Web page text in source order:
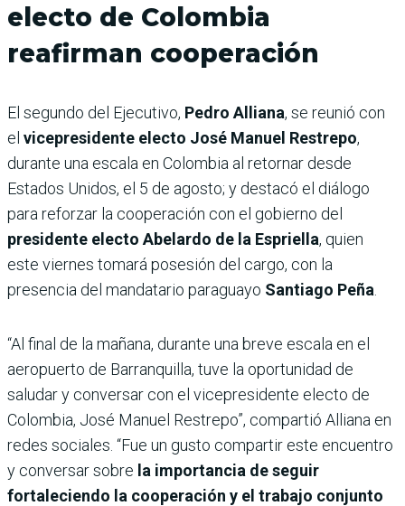
electo de Colombia
reafirman cooperación
El segundo del Ejecutivo, Pedro Alliana, se reunió con
el vicepresidente electo José Manuel Restrepo,
durante una escala en Colombia al retornar desde
Estados Unidos, el 5 de agosto; y destacó el diálogo
para reforzar la cooperación con el gobierno del
presidente electo Abelardo de la Espriella, quien
este viernes tomará posesión del cargo, con la
presencia del mandatario paraguayo Santiago Peña
“Al final de la mañana, durante una breve escala en el
aeropuerto de Barranquilla, tuve la oportunidad de
saludar y conversar con el vicepresidente electo de
Colombia, José Manuel Restrepo”, compartió Alliana en
redes sociales. “Fue un gusto compartir este encuentro
y conversar sobre la importancia de seguir
fortaleciendo la cooperación y el trabajo conjunto